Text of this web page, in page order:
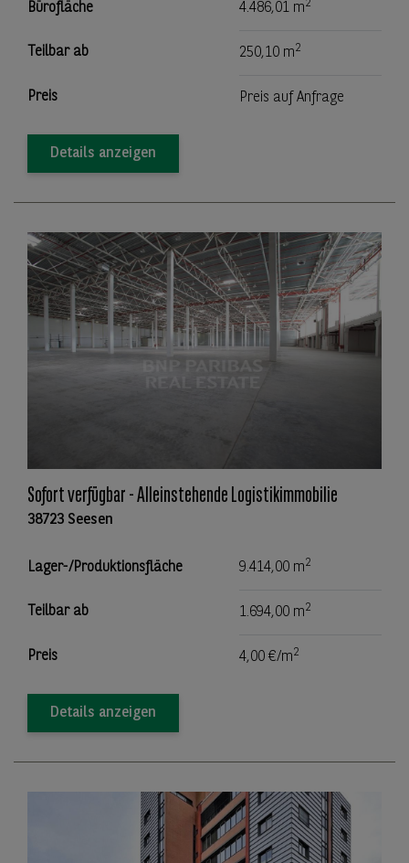
Bürofläche 4.486,01 m2
Teilbar ab 250,10 m2
Preis Preis auf Anfrage
Details anzeigen
Sofort verfügbar - Alleinstehende Logistikimmobilie
38723 Seesen
Lager-/Produktionsfläche 9.414,00 m2
Teilbar ab 1.694,00 m2
Preis 4,00 €/m2
Details anzeigen